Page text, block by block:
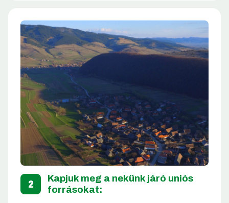
2
Kapjuk meg a nekünk járó uniós
forrásokat: